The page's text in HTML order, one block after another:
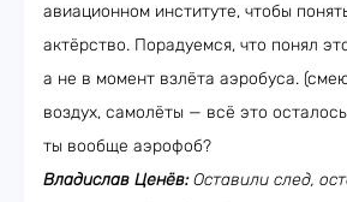
авиационном институте, чтобы
актёрство. Порадуемся, что понял
а не в момент взлёта аэробуса.
воздух, самолёты — всё это
ты вообще аэрофоб?
Владислав Ценёв:Оставили след,